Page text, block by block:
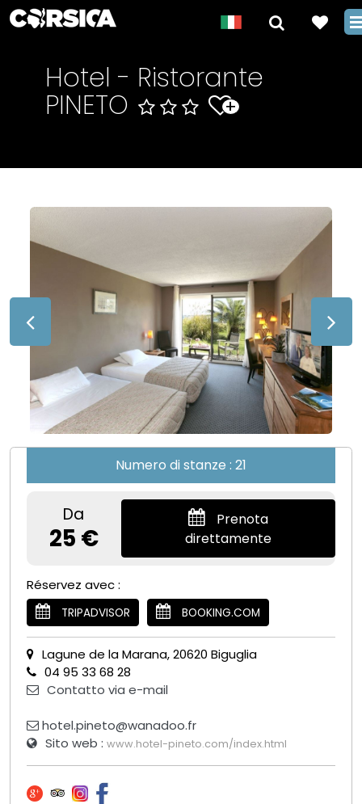
Hotel - Ristorante
PINETO +
Numero di stanze : 21
Da
25 €
Prenota
direttamente
Réservez avec :
TRIPADVISOR BOOKING.COM
Lagune de la Marana, 20620 Biguglia
04 95 33 68 28
Contatto via e-mail
hotel.pineto@wanadoo.fr
Sito web : www.hotel-pineto.com/index.html